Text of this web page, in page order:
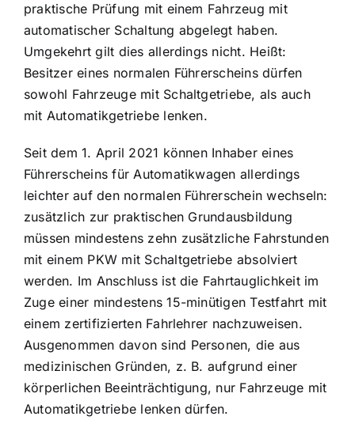
praktische Prüfung mit einem Fahrzeug mit
automatischer Schaltung abgelegt haben.
Umgekehrt gilt dies allerdings nicht. Heißt:
Besitzer eines normalen Führerscheins dürfen
sowohl Fahrzeuge mit Schaltgetriebe, als auch
mit Automatikgetriebe lenken.
Seit dem 1. April 2021 können Inhaber eines
Führerscheins für Automatikwagen allerdings
leichter auf den normalen Führerschein wechseln:
zusätzlich zur praktischen Grundausbildung
müssen mindestens zehn zusätzliche Fahrstunden
mit einem PKW mit Schaltgetriebe absolviert
werden. Im Anschluss ist die Fahrtauglichkeit im
Zuge einer mindestens 15-minütigen Testfahrt mit
einem zertifizierten Fahrlehrer nachzuweisen.
Ausgenommen davon sind Personen, die aus
medizinischen Gründen, z. B. aufgrund einer
körperlichen Beeinträchtigung, nur Fahrzeuge mit
Automatikgetriebe lenken dürfen.